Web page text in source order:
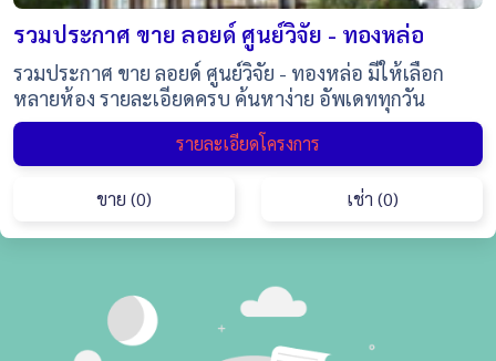
รวมประกาศ ขาย ลอยด์ ศูนย์วิจัย - ทองหล่อ
รวมประกาศ ขาย ลอยด์ ศูนย์วิจัย - ทองหล่อ มีให้เลือก
หลายห้อง รายละเอียดครบ ค้นหาง่าย อัพเดททุกวัน
รายละเอียดโครงการ
ขาย (0) เช่า (0)